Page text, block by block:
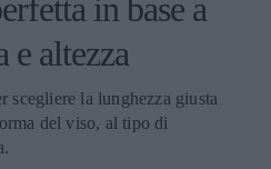
in base a
e altezza
scegliere la lunghezza giusta
del viso, al tipo di